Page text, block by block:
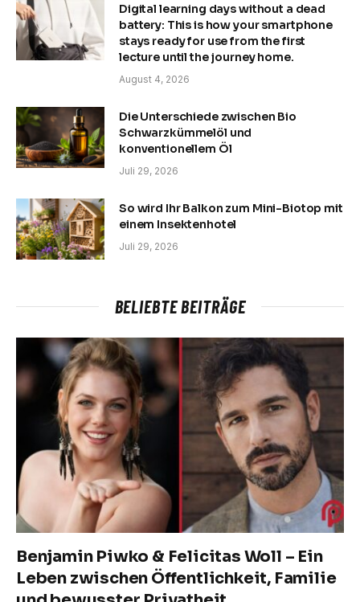
Digital learning days without a dead
battery: This is how your smartphone
stays ready for use from the first
lecture until the journey home.
August 4, 2026
Die Unterschiede zwischen Bio
Schwarzkümmelöl und
konventionellem Öl
Juli 29, 2026
So wird Ihr Balkon zum Mini-Biotop mit
einem Insektenhotel
Juli 29, 2026
BELIEBTE BEITRÄGE
Benjamin Piwko & Felicitas Woll – Ein
Leben zwischen Öffentlichkeit, Familie